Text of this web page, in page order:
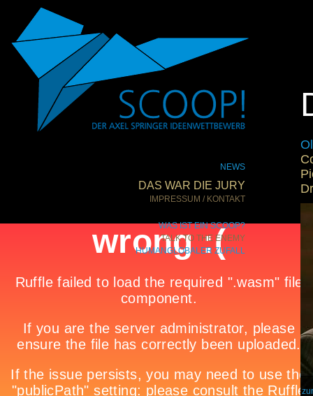
NEWS
DAS WAR DIE JURY
IMPRESSUM / KONTAKT
WAS IST EIN SCOOP?
TALK TO THE ENEMY
HUMANGLOBALER ZUFALL